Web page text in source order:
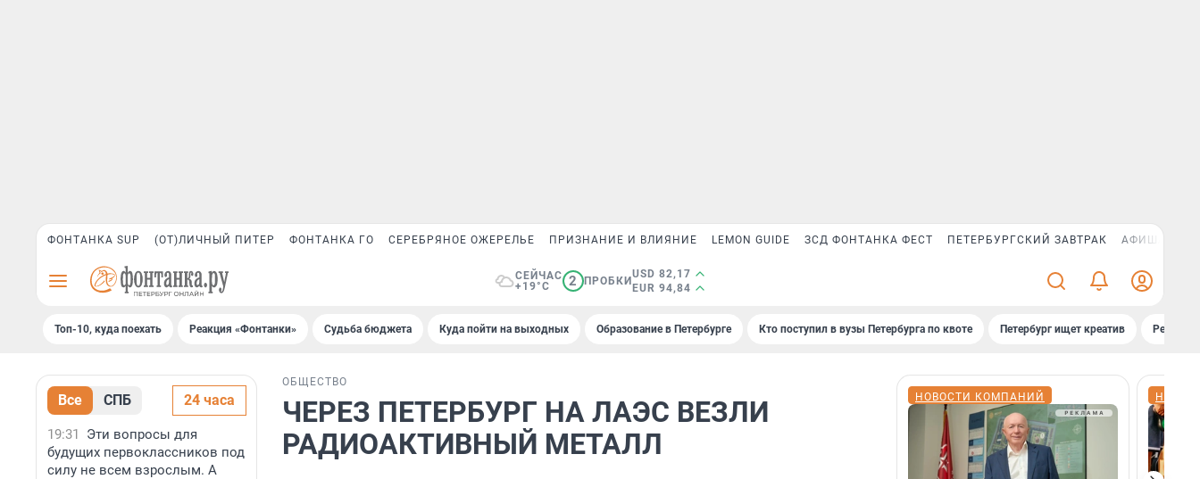
ФОНТАНКА SUP (ОТ)ЛИЧНЫЙ ПИТЕР ФОНТАНКА ГО СЕРЕБРЯНОЕ ОЖЕРЕЛЬЕ ПРИЗНАНИЕ И ВЛИЯНИЕ LEMON GUIDE ЗСД ФОНТАНКА ФЕСТ ПЕТЕРБУРГСКИЙ ЗАВТРАК АФИША PLUS
СЕЙЧАС
+19°C
2 ПРОБКИ
USD 82,17
EUR 94,84
Топ-10, куда поехать Реакция «Фонтанки» Судьба бюджета Куда пойти на выходных Образование в Петербурге Кто поступил в вузы Петербурга по квоте Петербург ищет креатив
Все СПБ 24 часа
19:31
Эти вопросы для
будущих первоклассников под
силу не всем взрослым. А
ОБЩЕСТВО
ЧЕРЕЗ ПЕТЕРБУРГ НА ЛАЭС ВЕЗЛИ
РАДИОАКТИВНЫЙ МЕТАЛЛ
НОВОСТИ КОМПАНИЙ